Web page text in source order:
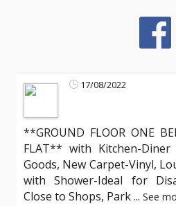
17/08/2022
**GROUND FLOOR ONE
FLAT** with Kitchen-
Goods, New Carpet-Vinyl,
with Shower-Ideal for
Close to Shops, Park... See